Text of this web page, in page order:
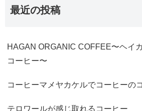
最近の投稿
HAGAN ORGANIC COFFEE〜ヘイ
コーヒー〜
コーヒーマメヤカケルでコーヒーの
テロワールが感じ取れるコーヒー